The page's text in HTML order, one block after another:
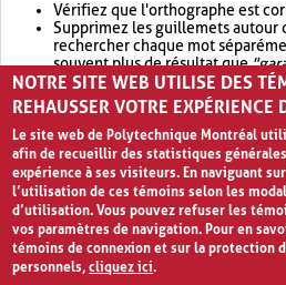
Vérifiez que l'orthographe est
Supprimez les guillemets autour
rechercher chaque mot
souvent plus de résultat que
Envisagez d'élargir votre
retournera souvent plus de
NOTRE SITE WEB UTILISE DES
REHAUSSER VOTRE EXPÉRIENCE
Le site web de Polytechnique Montréal
afin de recueillir des statistiques
expérience à ses visiteurs. En naviguant
l’utilisation de ces témoins selon les
d’utilisation. Vous pouvez refuser les
vos paramètres de navigation. Pour en
témoins de connexion et sur la protection
personnels,cliquez ici.